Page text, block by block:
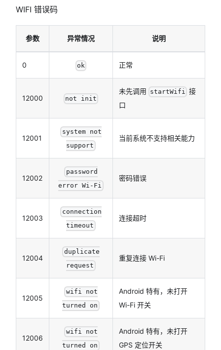
WIFI 错误码
参数 异常情况 说明
0 ok 正常
12000 not init
未先调用 startWifi 接
口
12001
system not
support
当前系统不支持相关能力
12002
password
error Wi-Fi
密码错误
12003
connection
timeout
连接超时
12004
duplicate
request
重复连接 Wi-Fi
12005
wifi not
turned on
Android 特有，未打开
Wi-Fi 开关
12006
wifi not
turned on
Android 特有，未打开
GPS 定位开关